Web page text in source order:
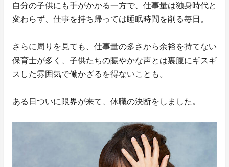
自分の子供にも手がかかる一方で、仕事量は独身時代と
変わらず、仕事を持ち帰っては睡眠時間を削る毎日。
さらに周りを見ても、仕事量の多さから余裕を持てない
保育士が多く、子供たちの賑やかな声とは裏腹にギスギ
スした雰囲気で働かざるを得ないことも。
ある日ついに限界が来て、休職の決断をしました。